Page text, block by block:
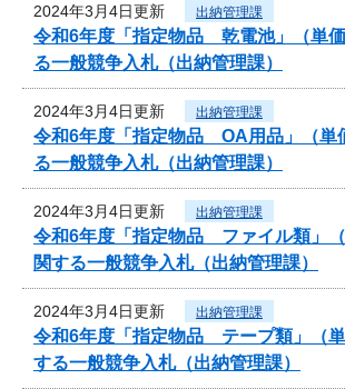
2024年3月4日更新 出納管理課
令和6年度「指定物品 乾電池」（単
る一般競争入札（出納管理課）
2024年3月4日更新 出納管理課
令和6年度「指定物品 OA用品」（単
る一般競争入札（出納管理課）
2024年3月4日更新 出納管理課
令和6年度「指定物品 ファイル類」
関する一般競争入札（出納管理課）
2024年3月4日更新 出納管理課
令和6年度「指定物品 テープ類」（
する一般競争入札（出納管理課）